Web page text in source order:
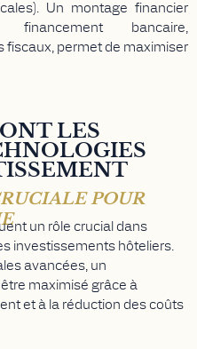
Un montage financier
financement bancaire,
fiscaux, permet de maximiser
LES
POUR
un rôle crucial dans
investissements hôteliers.
avancées, un
maximisé grâce à
et à la réduction des coûts